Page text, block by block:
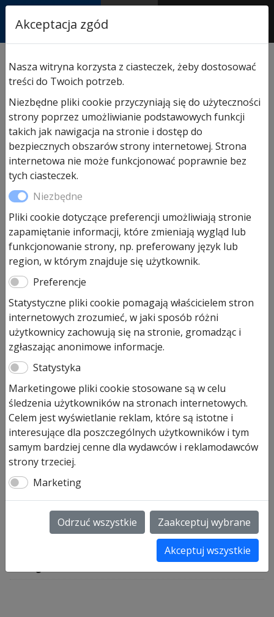
AUTORYZOWANY
PARTNER & SERWIS
wielofunkcyjnych/ Lakier do naprawy powłoki
Lakier do naprawy powłoki
145,00 zł
Pozostało tylko: 1 (może być zamówiony)
ilość
Lakier
do
naprawy
powłoki
Dodaj do koszyka
Lakier do naprawy powłoki (400 ml) art.342890
RAL 9002 dopasowany do drzwi H8-5 / Quadro / MZ a
także wewnętrznej strony bram garażowych LPU40 /
EPU40. Produkt zamawiany każdorazowo u
producenta. Dostawa z Niemiec, czas oczekiwania do 14
dni. Brak możliwości zwrotu
SKU:342890
Informacje dodatkowe
Informacje dodatkowe
Akceptacja zgód
Nasza witryna korzysta z ciasteczek, żeby dostosować
treści do Twoich potrzeb.
Niezbędne pliki cookie przyczyniają się do użyteczności
strony poprzez umożliwianie podstawowych funkcji
takich jak nawigacja na stronie i dostęp do
bezpiecznych obszarów strony internetowej. Strona
internetowa nie może funkcjonować poprawnie bez
tych ciasteczek.
Niezbędne
Pliki cookie dotyczące preferencji umożliwiają stronie
zapamiętanie informacji, które zmieniają wygląd lub
funkcjonowanie strony, np. preferowany język lub
region, w którym znajduje się użytkownik.
Preferencje
Statystyczne pliki cookie pomagają właścicielem stron
internetowych zrozumieć, w jaki sposób różni
użytkownicy zachowują się na stronie, gromadząc i
zgłaszając anonimowe informacje.
Statystyka
Marketingowe pliki cookie stosowane są w celu
śledzenia użytkowników na stronach internetowych.
Celem jest wyświetlanie reklam, które są istotne i
interesujące dla poszczególnych użytkowników i tym
samym bardziej cenne dla wydawców i reklamodawców
strony trzeciej.
Marketing
Odrzuć wszystkie Zaakceptuj wybrane
Akceptuj wszystkie